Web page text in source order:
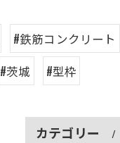
#鉄筋コンクリート
#茨城 #型枠
カテゴリー